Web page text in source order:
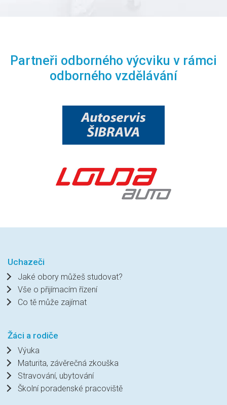
Partneři odborného výcviku v rámci
odborného vzdělávání
Uchazeči
Jaké obory můžeš studovat?
Vše o přijímacím řízení
Co tě může zajímat
Žáci a rodiče
Výuka
Maturita, závěrečná zkouška
Stravování, ubytování
Školní poradenské pracoviště